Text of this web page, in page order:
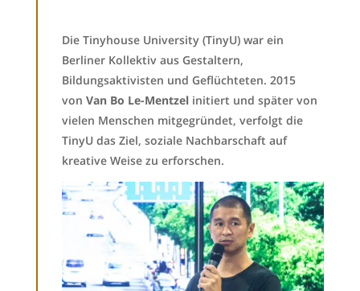
Die Tinyhouse University (TinyU) war ein
Berliner Kollektiv aus Gestaltern,
Bildungsaktivisten und Geflüchteten. 2015
von Van Bo Le-Mentzelinitiert und später von
vielen Menschen mitgegründet, verfolgt die
TinyU das Ziel, soziale Nachbarschaft auf
kreative Weise zu erforschen.